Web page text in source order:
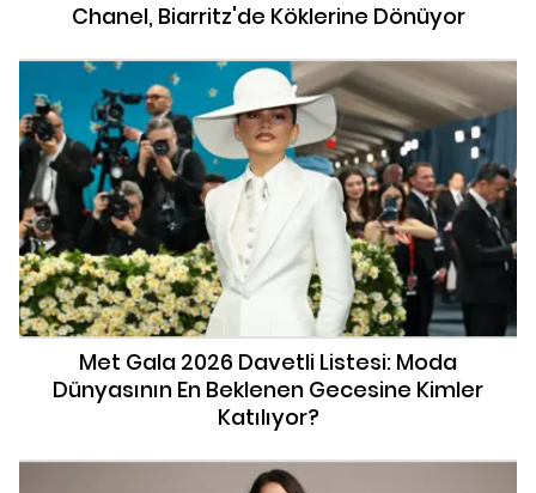
Chanel, Biarritz'de Köklerine Dönüyor
Met Gala 2026 Davetli Listesi: Moda
Dünyasının En Beklenen Gecesine Kimler
Katılıyor?